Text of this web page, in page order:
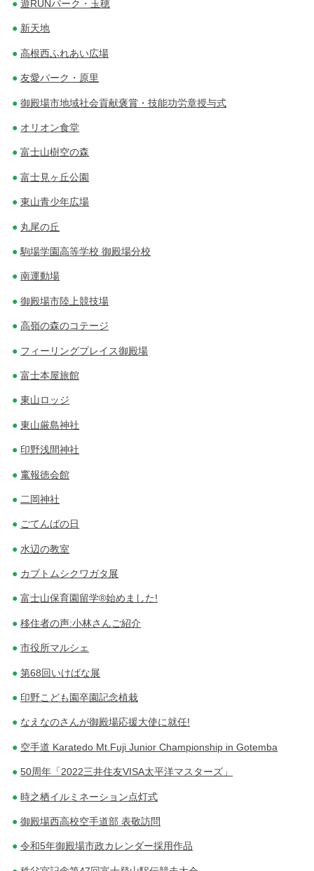
遊RUNパーク・玉穂
新天地
高根西ふれあい広場
友愛パーク・原里
御殿場市地域社会貢献褒賞・技能功労章授与式
オリオン食堂
富士山樹空の森
富士見ヶ丘公園
東山青少年広場
丸尾の丘
駒場学園高等学校 御殿場分校
南運動場
御殿場市陸上競技場
高嶺の森のコテージ
フィーリングプレイス御殿場
富士本屋旅館
東山ロッジ
東山厳島神社
印野浅間神社
竃報徳会館
二岡神社
ごてんばの日
水辺の教室
カブトムシクワガタ展
富士山保育園留学®始めました!
移住者の声:小林さんご紹介
市役所マルシェ
第68回いけばな展
印野こども園卒園記念植栽
なえなのさんが御殿場応援大使に就任!
空手道 Karatedo Mt.Fuji Junior Championship in Gotemba
50周年「2022三井住友VISA太平洋マスターズ」
時之栖イルミネーション点灯式
御殿場西高校空手道部 表敬訪問
令和5年御殿場市政カレンダー採用作品